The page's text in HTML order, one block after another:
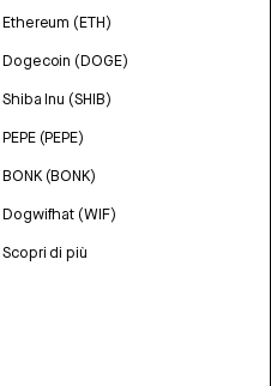
Ethereum (ETH)
Dogecoin (DOGE)
Shiba Inu (SHIB)
PEPE (PEPE)
BONK (BONK)
Dogwifhat (WIF)
Scopri di più